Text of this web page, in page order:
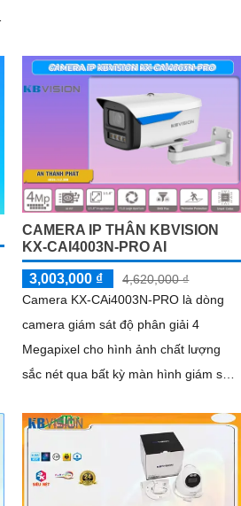
dùng
CAMERA IP THÂN KBVISION
KX-CAI4003N-PRO AI
3,003,000 ₫
4,620,000 ₫
Camera KX-CAi4003N-PRO là dòng
camera giám sát độ phân giải 4
Megapixel cho hình ảnh chất lượng
sắc nét qua bất kỳ màn hình giám sát
thông minh như phát hiện hàng rào
ảo, xâm nhập và phân biệt người/xe
(SMD Plus), cùng khả năng tìm kiếm
sự kiện thông minh giúp nâng cao hiệu